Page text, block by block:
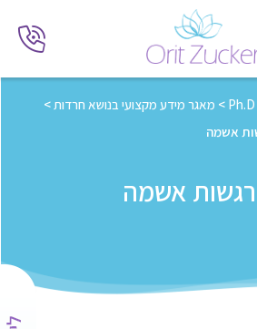
> מאגר מידע מקצועי בנושא חרדות>
אשמה
אשמה